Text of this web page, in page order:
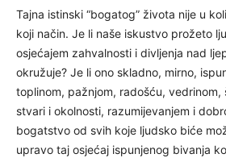
Tajna istinski “bogatog” života nije u
koji način. Je li naše iskustvo prožeto
osjećajem zahvalnosti i divljenja nad
okružuje? Je li ono skladno, mirno,
toplinom, pažnjom, radošću, vedrinom,
stvari i okolnosti, razumijevanjem i
bogatstvo od svih koje ljudsko biće
upravo taj osjećaj ispunjenog bivanja